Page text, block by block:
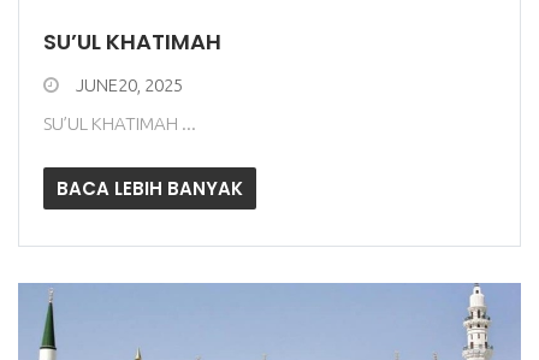
SU’UL KHATIMAH
JUNE20, 2025
SU’UL KHATIMAH ...
BACA LEBIH BANYAK